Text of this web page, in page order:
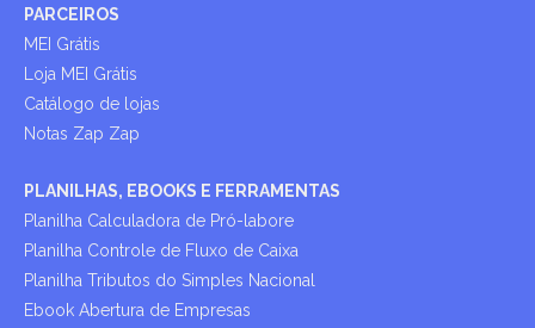
PARCEIROS
MEI Grátis
Loja MEI Grátis
Catálogo de lojas
Notas Zap Zap
PLANILHAS, EBOOKS E FERRAMENTAS
Planilha Calculadora de Pró-labore
Planilha Controle de Fluxo de Caixa
Planilha Tributos do Simples Nacional
Ebook Abertura de Empresas